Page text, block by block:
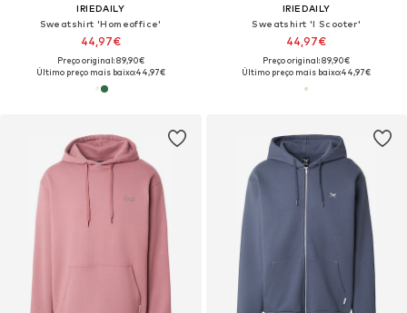
IRIEDAILY
Sweatshirt 'Homeoffice'
44,97€
Preço original: 89,90€
Último preço mais baixo:44,97€
IRIEDAILY
Sweatshirt 'I Scooter'
44,97€
Preço original: 89,90€
Último preço mais baixo:44,97€